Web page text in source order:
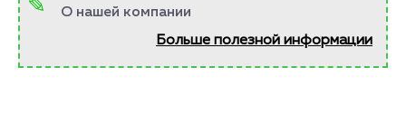
О нашей компании
Больше полезной информации